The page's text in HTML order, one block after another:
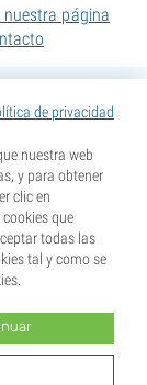
de privacidad
nuestra web
y para obtener
clic en
que
todas las
tal y como se
página
es ilegal en muchos
de toda responsabilidad a